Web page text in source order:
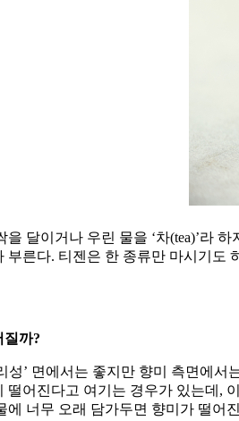
달이거나 우린 물을 ‘차(tea)’라
부른다. 티젠은 한 종류만 마시기
질까?
성’ 면에서는 좋지만 향미 측면에
떨어진다고 여기는 경우가 있는데,
에 너무 오래 담가두면 향미가 떨어